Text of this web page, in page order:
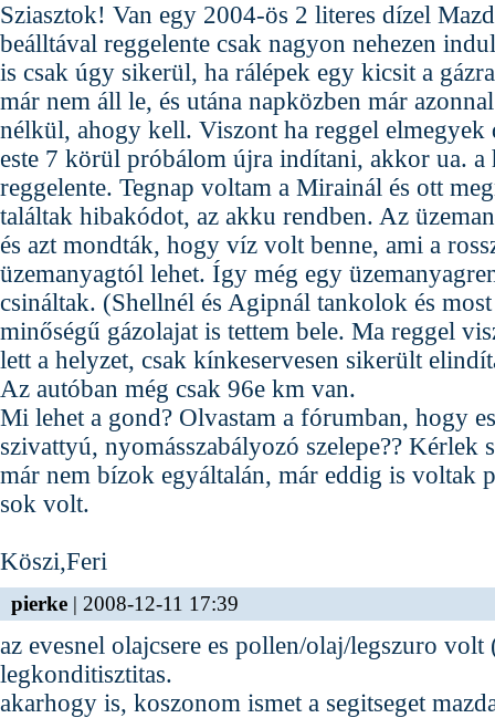
Sziasztok! Van egy 2004-ös 2 literes dízel
beálltával reggelente csak nagyon nehezen
is csak úgy sikerül, ha rálépek egy kicsit a
már nem áll le, és utána napközben már
nélkül, ahogy kell. Viszont ha reggel elmegyek
este 7 körül próbálom újra indítani, akkor ua. a
reggelente. Tegnap voltam a Mirainál és ott
találtak hibakódot, az akku rendben. Az
és azt mondták, hogy víz volt benne, ami a
üzemanyagtól lehet. Így még egy
csináltak. (Shellnél és Agipnál tankolok és
minőségű gázolajat is tettem bele. Ma reggel
lett a helyzet, csak kínkeservesen sikerült
Az autóban még csak 96e km van.
Mi lehet a gond? Olvastam a fórumban, hogy
szivattyú, nyomásszabályozó szelepe?? Kérlek
már nem bízok egyáltalán, már eddig is voltak
sok volt.
Köszi,Feri
pierke | 2008-12-11 17:39
az evesnel olajcsere es pollen/olaj/legszuro
legkonditisztitas.
akarhogy is, koszonom ismet a segitseget